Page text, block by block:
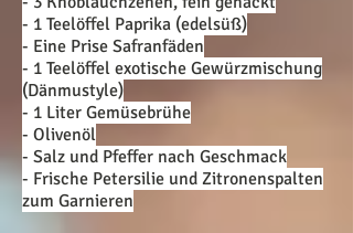
- 1 Teelöffel Paprika (edelsüß)
- Eine Prise Safranfäden
- 1 Teelöffel exotische Gewürzmischung
(Dänmustyle)
- 1 Liter Gemüsebrühe
- Olivenöl
- Salz und Pfeffer nach Geschmack
- Frische Petersilie und Zitronenspalten
zum Garnieren